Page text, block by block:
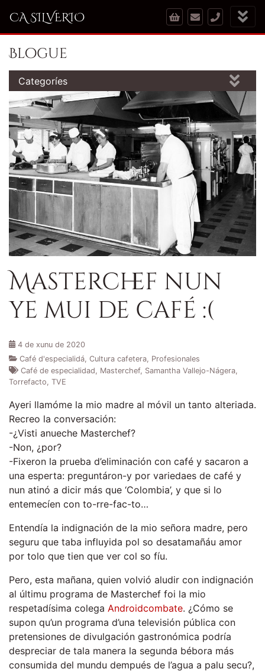
CA SILVERIO
Blogue
Categoríes
Masterchef nun
ye mui de café :(
4 de xunu de 2020
Café d'especialidá,Cultura cafetera, Profesionales
Café de especialidad, Masterchef, Samantha Vallejo-Nágera,
Torrefacto, TVE
Ayeri llamóme la mio madre al móvil un tanto alteriada.
Recreo la conversación:
-¿Visti anueche Masterchef?
-Non, ¿por?
-Fixeron la prueba d’eliminación con café y sacaron a
una esperta: preguntáron-y por variedaes de café y
nun atinó a dicir más que ‘Colombia’, y que si lo
entemecíen con to-rre-fac-to…
Entendía la indignación de la mio señora madre, pero
seguru que taba influyida pol so desatamañáu amor
por tolo que tien que ver col so fíu.
Pero, esta mañana, quien volvió aludir con indignación
al últimu programa de Masterchef foi la mio
respetadísima colega Androidcombate. ¿Cómo se
supon qu’un programa d’una televisión pública con
pretensiones de divulgación gastronómica podría
despreciar de tala manera la segunda bébora más
consumida del mundu dempués de l’agua a palu secu?,